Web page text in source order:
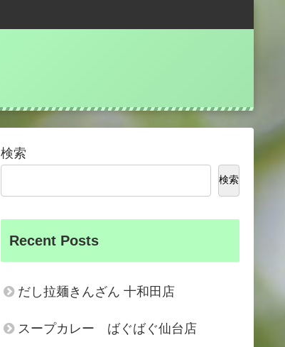
検索
検索
Recent Posts
だし拉麺きんざん 十和田店
スープカレー ばぐばぐ仙台店